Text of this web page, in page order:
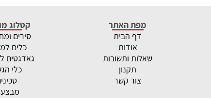
מפת האתר
דף הבית
אודות
שאלות ותשובות
תקנון
צור קשר
קטלוג
סירים
כלים
גאדגטים
כלי